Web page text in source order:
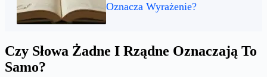
Oznacza Wyrażenie?
Czy Słowa Żadne I Rządne Oznaczają To
Samo?